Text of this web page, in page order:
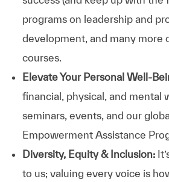
programs on leadership and
development, and many more
courses.
Elevate Your Personal Well-
financial, physical, and mental
seminars, events, and our
Empowerment Assistance
Diversity, Equity & Inclusion:
to us; valuing every voice is